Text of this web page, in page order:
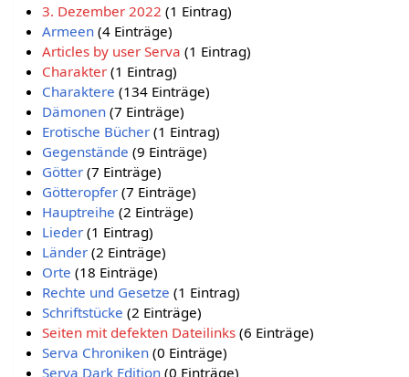
3. Dezember 2022 ‏‎ (1 Eintrag)
Armeen ‏‎ (4 Einträge)
Articles by user Serva ‏‎ (1 Eintrag)
Charakter ‏‎ (1 Eintrag)
Charaktere ‏‎ (134 Einträge)
Dämonen ‏‎ (7 Einträge)
Erotische Bücher ‏‎ (1 Eintrag)
Gegenstände ‏‎ (9 Einträge)
Götter ‏‎ (7 Einträge)
Götteropfer ‏‎ (7 Einträge)
Hauptreihe ‏‎ (2 Einträge)
Lieder ‏‎ (1 Eintrag)
Länder ‏‎ (2 Einträge)
Orte ‏‎ (18 Einträge)
Rechte und Gesetze ‏‎ (1 Eintrag)
Schriftstücke ‏‎ (2 Einträge)
Seiten mit defekten Dateilinks ‏‎ (6 Einträge)
Serva Chroniken ‏‎ (0 Einträge)
Serva Dark Edition ‏‎ (0 Einträge)